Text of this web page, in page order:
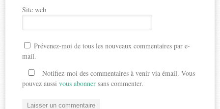
Site web
Prévenez-moi de tous les nouveaux commentaires par e-
mail.
Notifiez-moi des commentaires à venir via émail. Vous
pouvez aussivous abonner sans commenter.